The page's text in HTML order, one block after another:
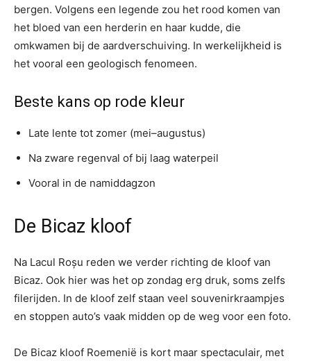
bergen. Volgens een legende zou het rood komen van
het bloed van een herderin en haar kudde, die
omkwamen bij de aardverschuiving. In werkelijkheid is
het vooral een geologisch fenomeen.
Beste kans op rode kleur
Late lente tot zomer (mei–augustus)
Na zware regenval of bij laag waterpeil
Vooral in de namiddagzon
De Bicaz kloof
Na Lacul Roșu reden we verder richting de kloof van
Bicaz. Ook hier was het op zondag erg druk, soms zelfs
filerijden. In de kloof zelf staan veel souvenir­kraampjes
en stoppen auto’s vaak midden op de weg voor een foto.
De Bicaz kloof Roemenië is kort maar spectaculair, met